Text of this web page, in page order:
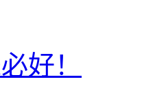
好！